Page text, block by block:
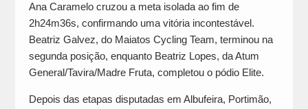
Ana Caramelo cruzou a meta isolada ao fim de
2h24m36s, confirmando uma vitória incontestável.
Beatriz Galvez, do Maiatos Cycling Team, terminou na
segunda posição, enquanto Beatriz Lopes, da Atum
General/Tavira/Madre Fruta, completou o pódio Elite.
Depois das etapas disputadas em Albufeira, Portimão,